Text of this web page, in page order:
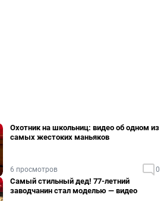
Охотник на школьниц: видео об одном из
самых жестоких маньяков
6 просмотров 0
Самый стильный дед! 77-летний
заводчанин стал моделью — видео